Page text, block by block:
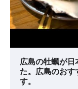
広島の牡蠣が
た。広島のお
す。